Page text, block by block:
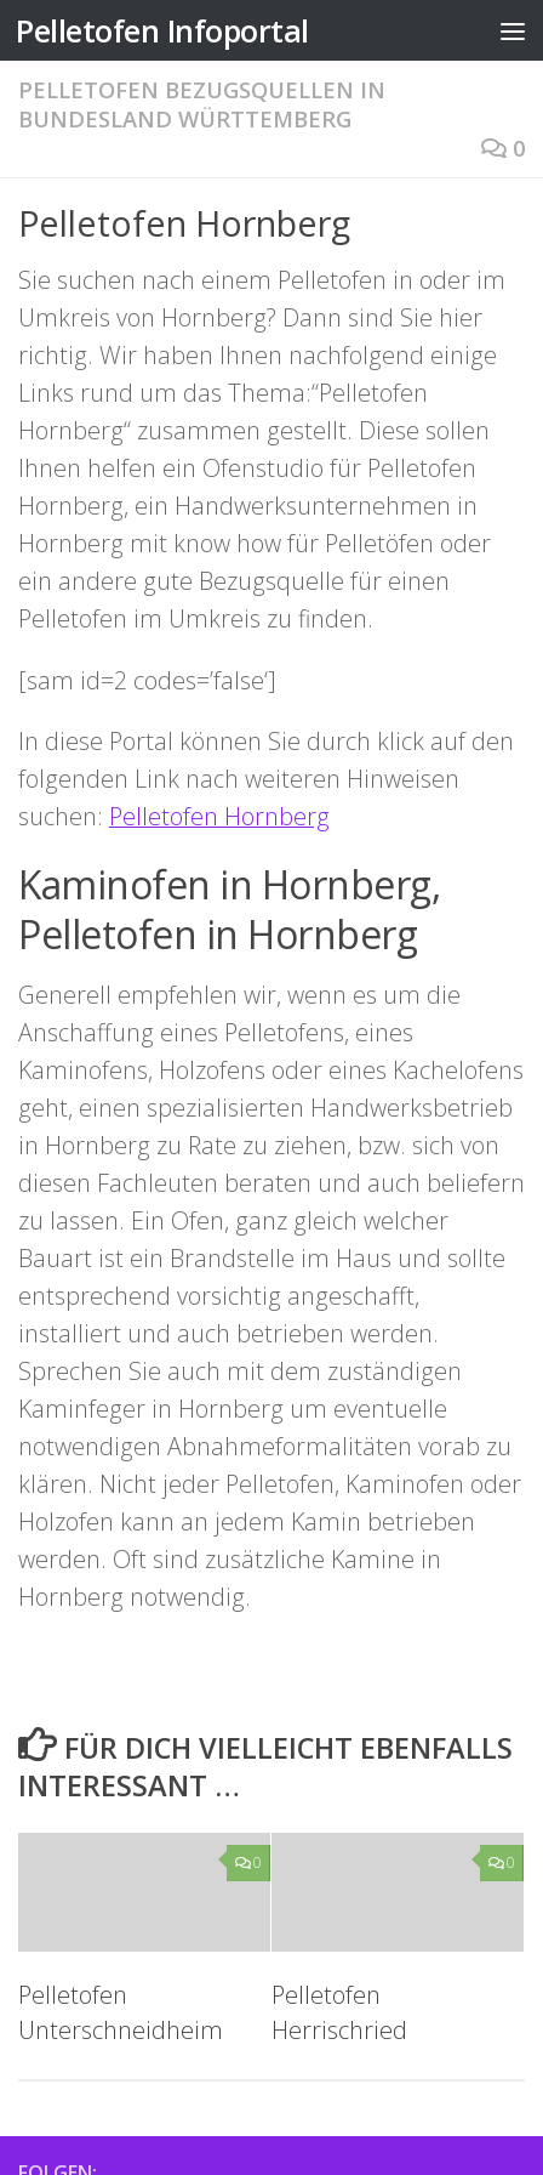
Zum Inhalt springen
Pelletofen Infoportal
PELLETOFEN BEZUGSQUELLEN IN
BUNDESLAND WÜRTTEMBERG
0
Pelletofen Hornberg
Sie suchen nach einem Pelletofen in oder im
Umkreis von Hornberg? Dann sind Sie hier
richtig. Wir haben Ihnen nachfolgend einige
Links rund um das Thema:“Pelletofen
Hornberg“ zusammen gestellt. Diese sollen
Ihnen helfen ein Ofenstudio für Pelletofen
Hornberg, ein Handwerksunternehmen in
Hornberg mit know how für Pelletöfen oder
ein andere gute Bezugsquelle für einen
Pelletofen im Umkreis zu finden.
[sam id=2 codes=’false‘]
In diese Portal können Sie durch klick auf den
folgenden Link nach weiteren Hinweisen
suchen: Pelletofen Hornberg
Kaminofen in Hornberg,
Pelletofen in Hornberg
Generell empfehlen wir, wenn es um die
Anschaffung eines Pelletofens, eines
Kaminofens, Holzofens oder eines Kachelofens
geht, einen spezialisierten Handwerksbetrieb
in Hornberg zu Rate zu ziehen, bzw. sich von
diesen Fachleuten beraten und auch beliefern
zu lassen. Ein Ofen, ganz gleich welcher
Bauart ist ein Brandstelle im Haus und sollte
entsprechend vorsichtig angeschafft,
installiert und auch betrieben werden.
Sprechen Sie auch mit dem zuständigen
Kaminfeger in Hornberg um eventuelle
notwendigen Abnahmeformalitäten vorab zu
klären. Nicht jeder Pelletofen, Kaminofen oder
Holzofen kann an jedem Kamin betrieben
werden. Oft sind zusätzliche Kamine in
Hornberg notwendig.
FÜR DICH VIELLEICHT EBENFALLS
INTERESSANT …
0
Pelletofen
Unterschneidheim
0
Pelletofen
Herrischried